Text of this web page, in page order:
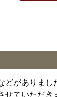
どがありまし
ていただき